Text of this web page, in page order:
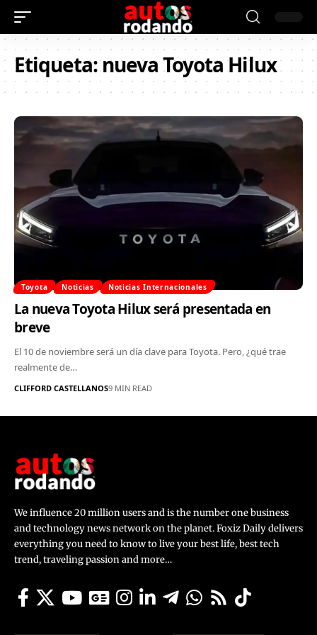
Etiqueta:nueva Toyota Hilux
Toyota Noticias Noticias Internacionales
La nueva Toyota Hilux será presentada en
breve
El 10 de noviembre será un día clave para Toyota. Pero, ¿qué trae
realmente de…
CLIFFORD CASTELLANOS9 MIN READ
We influence 20 million users and is the number one business
and technology news network on the planet. Foxiz Daily delivers
everything you need to know to live your best life, best tech
trend, traveling passion and more…